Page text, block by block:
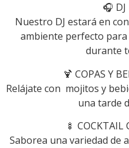
🎧 DJ
Nuestro DJ estará en
ambiente perfecto
durante
🍹 COPAS Y
Relájate con mojitos y
una tarde
🍢 COCKTAIL
Saborea una variedad de